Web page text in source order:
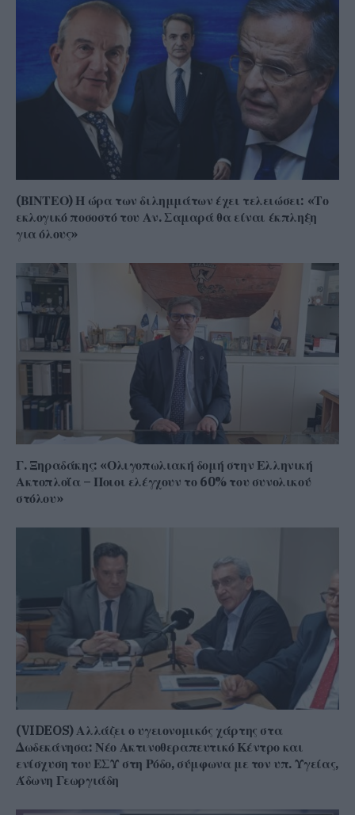
(ΒΙΝΤΕΟ) Η ώρα των διλημμάτων έχει τελειώσει: «Το
εκλογικό ποσοστό του Αν. Σαμαρά θα είναι έκπληξη
για όλους»
Γ. Ξηραδάκης: «Ολιγοπωλιακή δομή στην Ελληνική
Ακτοπλοΐα – Ποιοι ελέγχουν το 60% του συνολικού
στόλου»
(VIDEOS) Αλλάζει ο υγειονομικός χάρτης στα
Δωδεκάνησα: Νέο Ακτινοθεραπευτικό Κέντρο και
ενίσχυση του ΕΣΥ στη Ρόδο, σύμφωνα με τον υπ. Υγείας,
Άδωνη Γεωργιάδη